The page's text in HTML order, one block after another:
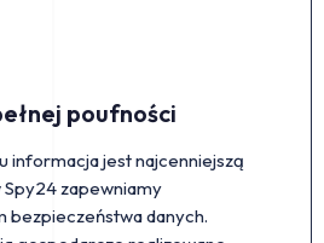
poufności
informacja jest najcenniejszą
zapewniamy
bezpieczeństwa danych.